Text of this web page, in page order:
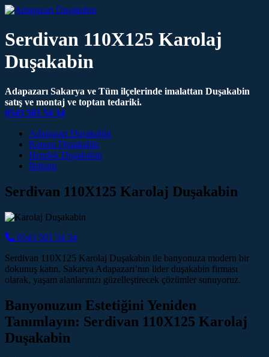
Serdivan 110X125 Karolaj
Duşakabin
Adapazarı Sakarya ve Tüm ilçelerinde imalattan Duşakabin
satış ve montaj ve toptan tedariki.
0543 501 54 34
Main Navigation
Adapazarı Duşakabin
Karasu Duşakabin
Hendek Duşakabin
İletişim
Serdivan 110X125 Karolaj Duşakabin
0543 501 54 34
Serdivan 110X125 Karolaj Duşakabin ile banyonuza modern bir
dokunuş katın. Sakarya Adapazarı’nın lider duşakabin firması
olarak, yaşam alanlarınızı güzelleştirecek çözümler sunuyoruz.
Banyonuzun Estetiğini Yeniden
Tanımlayın: Serdivan 110X125 Karolaj
Duşakabin